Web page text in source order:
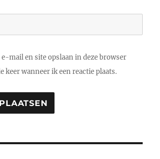
mail en site opslaan in deze browser
keer wanneer ik een reactie plaats.